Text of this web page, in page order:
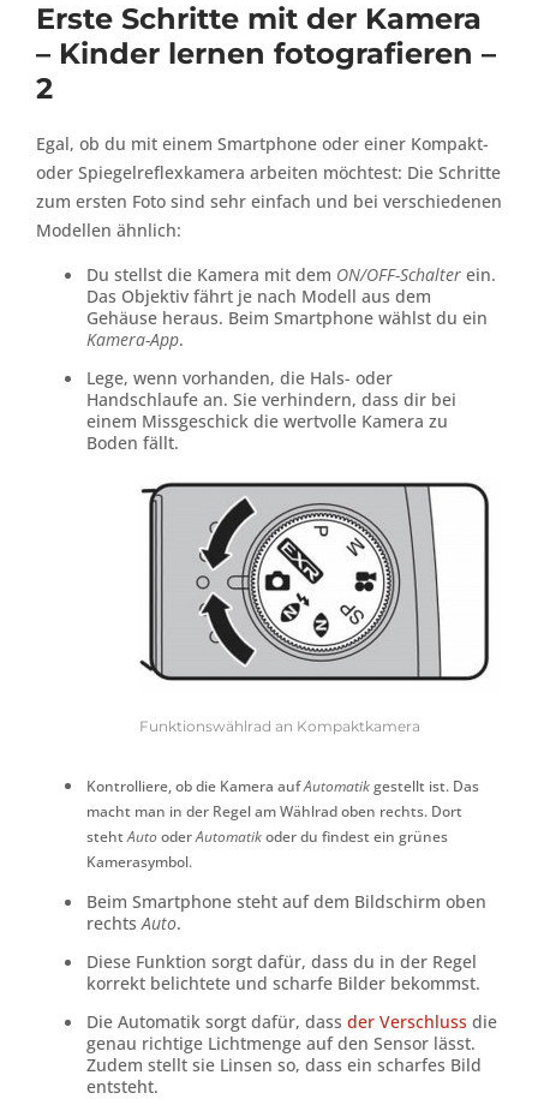
Erste Schritte mit der Kamera
– Kinder lernen fotografieren –
2
Egal, ob du mit einem Smartphone oder einer Kompakt-
oder Spiegelreflexkamera arbeiten möchtest: Die Schritte
zum ersten Foto sind sehr einfach und bei verschiedenen
Modellen ähnlich:
Du stellst die Kamera mit dem ON/OFF-Schalter ein.
Das Objektiv fährt je nach Modell aus dem
Gehäuse heraus. Beim Smartphone wählst du ein
Kamera-App.
Lege, wenn vorhanden, die Hals- oder
Handschlaufe an. Sie verhindern, dass dir bei
einem Missgeschick die wertvolle Kamera zu
Boden fällt.
Funktionswählrad an Kompaktkamera
Kontrolliere, ob die Kamera aufAutomatikgestellt ist. Das
macht man in der Regel am Wählrad oben rechts. Dort
stehtAuto oderAutomatikoder du findest ein grünes
Kamerasymbol.
Beim Smartphone steht auf dem Bildschirm oben
rechtsAuto.
Diese Funktion sorgt dafür, dass du in der Regel
korrekt belichtete und scharfe Bilder bekommst.
Die Automatik sorgt dafür, dass der Verschluss die
genau richtige Lichtmenge auf den Sensor lässt.
Zudem stellt sie Linsen so, dass ein scharfes Bild
entsteht.